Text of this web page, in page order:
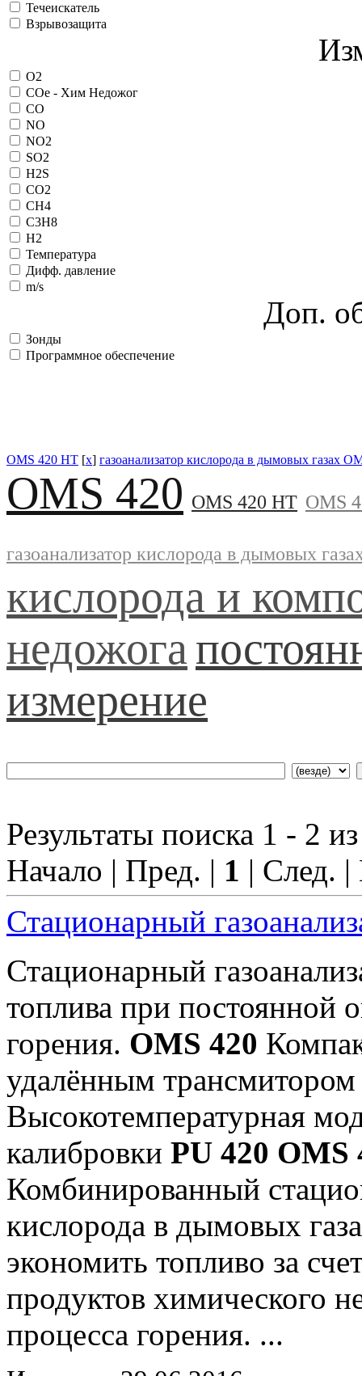
Течеискатель
Взрывозащита
O2
COe - Хим Недожог
CO
NO
NO2
SO2
H2S
CO2
CH4
C3H8
H2
Температура
Дифф. давление
m/s
Доп.
Зонды
Программное обеспечение
OMS 420 HT [x] газоанализатор кислорода в дымовых газах
OMS 420 OMS 420 HT OMS
газоанализатор кислорода в дымовых
кислорода и
недожога
измерение
Результаты поиска 1 - 2
Начало | Пред. | 1 | След.
Стационарный
Стационарный
топлива при постоянной
горения. OMS 420
удалённым
Высокотемпературная
калибровки PU 420 OMS
Комбинированный
кислорода в дымовых
экономить топливо за
продуктов химического
процесса горения. ...